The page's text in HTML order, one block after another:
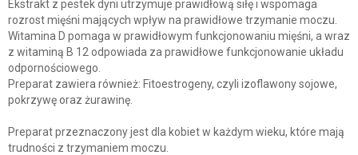
Ekstrakt z pestek dyni utrzymuje prawidłową siłę i wspomaga
rozrost mięśni mających wpływ na prawidłowe trzymanie moczu.
Witamina D pomaga w prawidłowym funkcjonowaniu mięśni, a wraz
z witaminą B 12 odpowiada za prawidłowe funkcjonowanie układu
odpornościowego.
Preparat zawiera również: Fitoestrogeny, czyli izoflawony sojowe,
pokrzywę oraz żurawinę.
Preparat przeznaczony jest dla kobiet w każdym wieku, które mają
trudności z trzymaniem moczu.